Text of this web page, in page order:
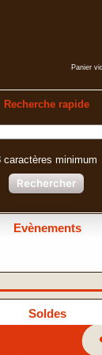
Panier
Recherche rapide
caractères minimum
Rechercher
Evènements
Soldes